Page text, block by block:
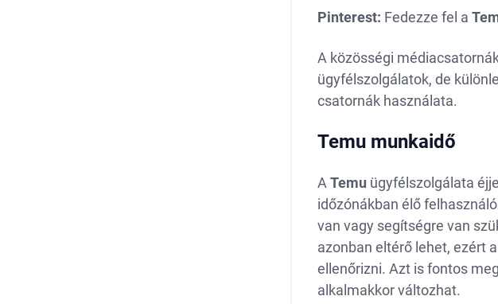
Pinterest: Fedezze fel a
A közösségi
ügyfélszolgálatok, de
csatornák használata.
Temu munkaidő
A Temu ügyfélszolgálata
időzónákban élő
van vagy segítségre van
azonban eltérő lehet, ezért
ellenőrizni. Azt is fontos
alkalmakkor változhat.